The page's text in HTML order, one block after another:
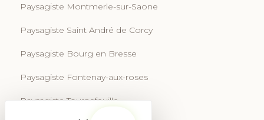
Paysagiste Montmerle-sur-Saone
Paysagiste Saint André de Corcy
Paysagiste Bourg en Bresse
Paysagiste Fontenay-aux-roses
Paysagiste Tournefeuille